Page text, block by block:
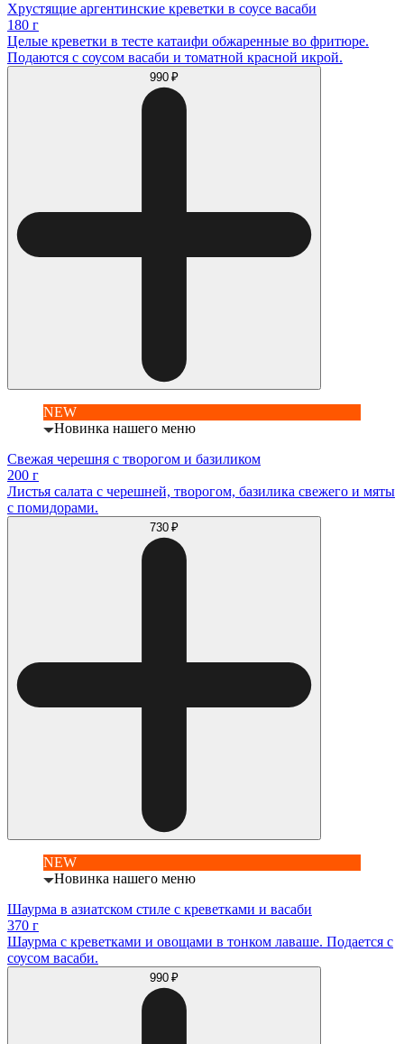
Хрустящие аргентинские креветки в соусе васаби
180 г
Целые креветки в тесте катаифи обжаренные во фритюре.
Подаются с соусом васаби и томатной красной икрой.
990 ₽
NEW
Новинка нашего меню
Свежая черешня с творогом и базиликом
200 г
Листья салата с черешней, творогом, базилика свежего и мяты
с помидорами.
730 ₽
NEW
Новинка нашего меню
Шаурма в азиатском стиле с креветками и васаби
370 г
Шаурма с креветками и овощами в тонком лаваше. Подается с
соусом васаби.
990 ₽